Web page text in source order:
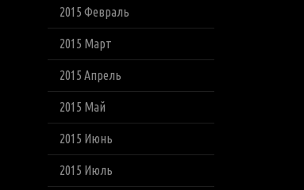
2015 Февраль
2015 Март
2015 Апрель
2015 Май
2015 Июнь
2015 Июль